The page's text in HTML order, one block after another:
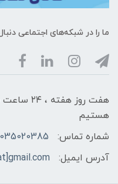
ما را در شبکه‌های اجتماعی
هفت روز
هستیم
شماره تماس:
آدرس ایمیل: